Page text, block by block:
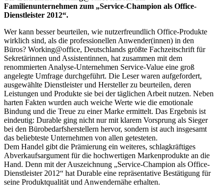
Familienunternehmen zum „Service-Champion als Office-
Dienstleister 2012“.
Wer kann besser beurteilen, wie nutzerfreundlich Office-Produkte
wirklich sind, als die professionellen Anwender(innen) in den
Büros? Working@office, Deutschlands größte Fachzeitschrift für
Sekretärinnen und Assistentinnen, hat zusammen mit dem
renommierten Analyse-Unternehmen Service-Value eine groß
angelegte Umfrage durchgeführt. Die Leser waren aufgefordert,
ausgewählte Dienstleister und Hersteller zu beurteilen, deren
Leistungen und Produkte sie bei der täglichen Arbeit nutzen. Neben
harten Fakten wurden auch weiche Werte wie die emotionale
Bindung und die Treue zu einer Marke ermittelt. Das Ergebnis ist
eindeutig: Durable ging nicht nur mit klarem Vorsprung als Sieger
bei den Bürobedarfsherstellern hervor, sondern ist auch insgesamt
das beliebteste Unternehmen von allen getesteten.
Dem Handel gibt die Prämierung ein weiteres, schlagkräftiges
Abverkaufsargument für die hochwertigen Markenprodukte an die
Hand. Denn mit der Auszeichnung „Service-Champion als Office-
Dienstleister 2012“ hat Durable eine repräsentative Bestätigung für
seine Produktqualität und Anwendernähe erhalten.